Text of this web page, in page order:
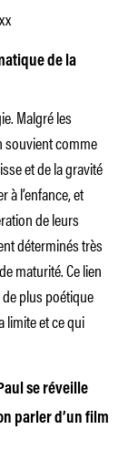
de la
Malgré les
souvient comme
et de la gravité
à l’enfance, et
de leurs
déterminés très
maturité. Ce lien
de plus poétique
limite et ce qui
se réveille
parler d’un film